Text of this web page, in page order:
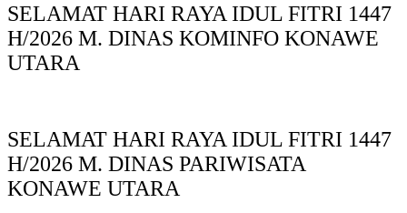
SELAMAT HARI RAYA IDUL FITRI 1447
H/2026 M. DINAS KOMINFO KONAWE
UTARA
SELAMAT HARI RAYA IDUL FITRI 1447
H/2026 M. DINAS PARIWISATA
KONAWE UTARA